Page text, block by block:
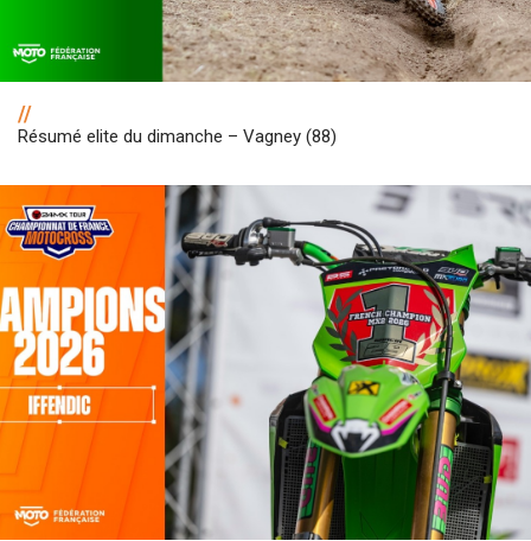
//
Résumé elite du dimanche – Vagney (88)